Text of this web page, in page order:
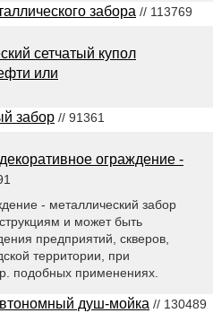
забора // 113769
сетчатый купол
или
забор // 91361
ограждение -
- металлический забор
и может быть
предприятий, скверов,
территории, при
подобных применениях.
душ-мойка // 130489